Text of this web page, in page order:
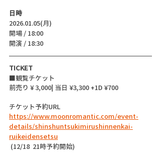
日時
2026.01.05(月)
開場 / 18:00
開演 / 18:30
TICKET
■観覧チケット
前売り ¥ 3,000| 当日 ¥3,300 +1D ¥700
チケット予約URL
https://www.moonromantic.com/event-
details/shinshuntsukimirushinnenkai-
ruikeidensetsu
(12/18  21時予約開始)